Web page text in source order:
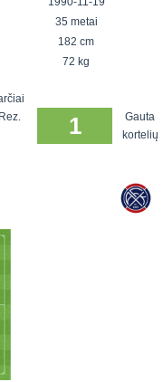
Vilnius
35 metai
182 cm
72 kg
1
Gauta
kortelių